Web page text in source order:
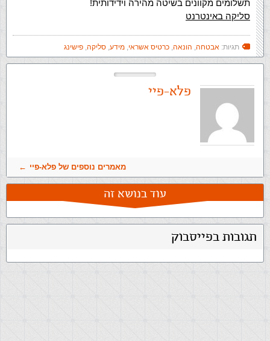
תשלומים מקוונים בשיטה מהירה וידידותית!
סליקה באינטרנט
תגיות: אבטחה, הונאה, כרטיס אשראי, מידע, סליקה, פישינג
פלא-פיי
מאמרים נוספים של פלא-פיי
עוד בנושא זה
תגובות בפייסבוק